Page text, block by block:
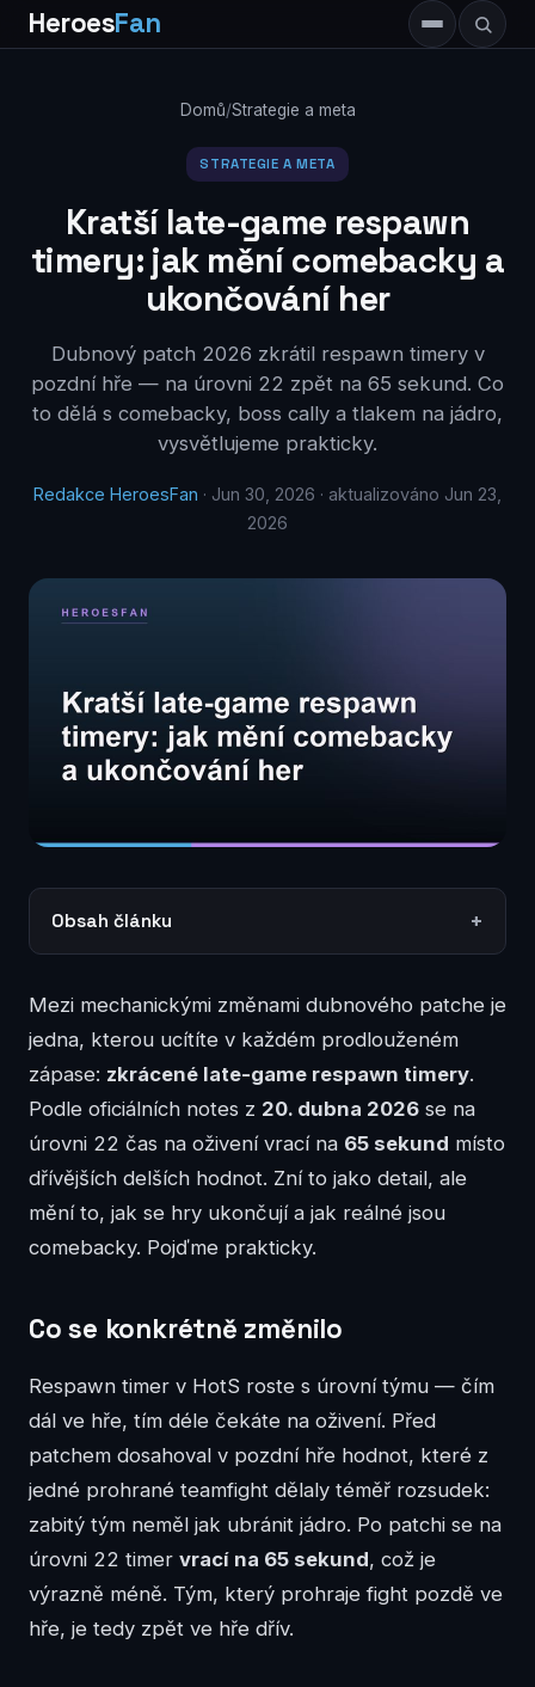
HeroesFan
Domů/Strategie a meta
STRATEGIE A META
Kratší late-game respawn
timery: jak mění comebacky a
ukončování her
Dubnový patch 2026 zkrátil respawn timery v
pozdní hře — na úrovni 22 zpět na 65 sekund. Co
to dělá s comebacky, boss cally a tlakem na jádro,
vysvětlujeme prakticky.
Redakce HeroesFan · Jun 30, 2026 · aktualizováno Jun 23,
2026
Obsah článku
Mezi mechanickými změnami dubnového patche je
jedna, kterou ucítíte v každém prodlouženém
zápase: zkrácené late-game respawn timery.
Podle oficiálních notes z 20. dubna 2026 se na
úrovni 22 čas na oživení vrací na 65 sekund místo
dřívějších delších hodnot. Zní to jako detail, ale
mění to, jak se hry ukončují a jak reálné jsou
comebacky. Pojďme prakticky.
Co se konkrétně změnilo
Respawn timer v HotS roste s úrovní týmu — čím
dál ve hře, tím déle čekáte na oživení. Před
patchem dosahoval v pozdní hře hodnot, které z
jedné prohrané teamfight dělaly téměř rozsudek:
zabitý tým neměl jak ubránit jádro. Po patchi se na
úrovni 22 timer vrací na 65 sekund, což je
výrazně méně. Tým, který prohraje fight pozdě ve
hře, je tedy zpět ve hře dřív.